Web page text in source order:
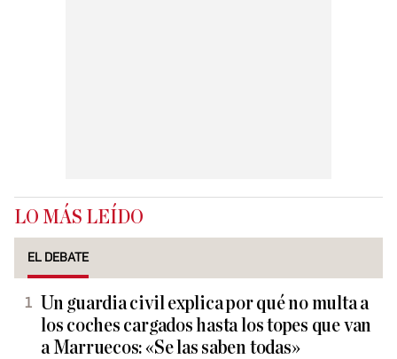
LO MÁS LEÍDO
EL DEBATE
Un guardia civil explica por qué no multa a
los coches cargados hasta los topes que van
a Marruecos: «Se las saben todas»